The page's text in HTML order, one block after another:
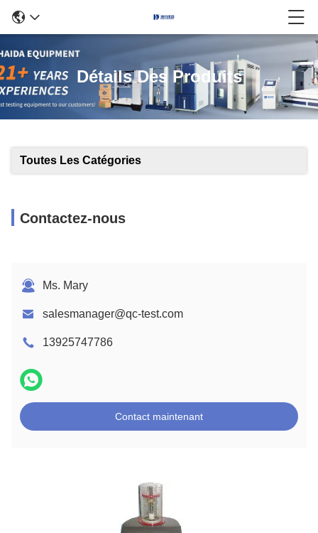
Détails Des Produits
Toutes Les Catégories
Contactez-nous
Ms. Mary
salesmanager@qc-test.com
13925747786
Contact maintenant